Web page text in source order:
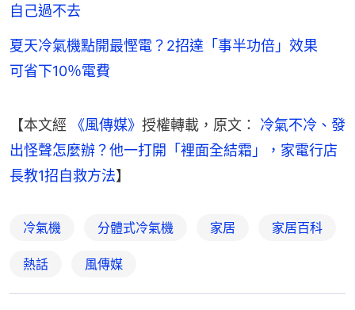
自己過不去
夏天冷氣機點開最慳電？2招達「事半功倍」效果
可省下10％電費
【本文經 《風傳媒》 授權轉載，原文： 冷氣不冷、發
出怪聲怎麼辦？他一打開「裡面全結霜」，家電行店
長教1招自救方法】
冷氣機 分體式冷氣機 家居 家居百科
熱話 風傳媒